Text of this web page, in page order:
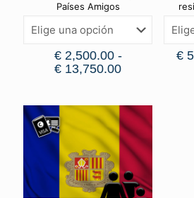
Países Amigos
€2,500.00 -
€ 13,750.00
€